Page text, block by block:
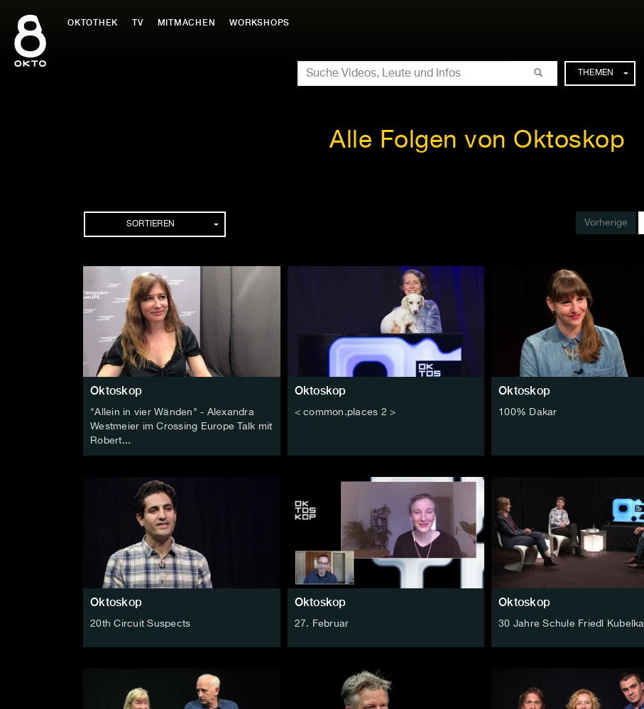
Inhalt
springen
OKTOTHEK TV MITMACHEN WORKSHOPS
SUCHE
THEMEN
Alle Folgen von Oktoskop
Folgen
SORTIEREN Vorherige
Oktoskop
"Allein in vier Wänden" - Alexandra
Westmeier im Crossing Europe Talk mit
Robert...
Oktoskop
< common.places 2 >
Oktoskop
100% Dakar
Oktoskop
20th Circuit Suspects
Oktoskop
27. Februar
Oktoskop
30 Jahre Schule Friedl Kubelka